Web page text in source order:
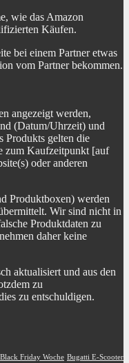
wie das Amazon
Käufen.
bei einem Partner etwas
vom Partner bekommen.
angezeigt werden,
(Datum/Uhrzeit) und
Produkts gelten die
zum Kaufzeitpunkt [auf
oder anderen
Produktboxen) werden
Wir sind nicht in
Produktdaten zu
daher keine
aktualisiert und aus den
zu
zu entschuldigen.
Black Friday Woche Bugatti E-Scooter